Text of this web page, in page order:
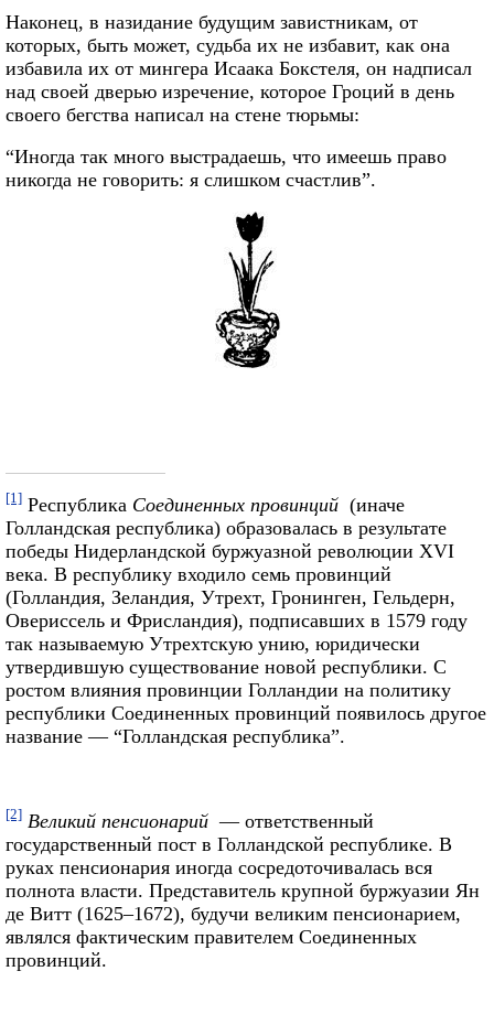
Наконец, в назидание будущим завистникам, от
которых, быть может, судьба их не избавит, как она
избавила их от мингера Исаака Бокстеля, он надписал
над своей дверью изречение, которое Гроций в день
своего бегства написал на стене тюрьмы:
“Иногда так много выстрадаешь, что имеешь право
никогда не говорить: я слишком счастлив”.
[1] Республика Соединенных провинций (иначе
Голландская республика) образовалась в результате
победы Нидерландской буржуазной революции XVI
века. В республику входило семь провинций
(Голландия, Зеландия, Утрехт, Гронинген, Гельдерн,
Овериссель и Фрисландия), подписавших в 1579 году
так называемую Утрехтскую унию, юридически
утвердившую существование новой республики. С
ростом влияния провинции Голландии на политику
республики Соединенных провинций появилось другое
название — “Голландская республика”.
[2] Великий пенсионарий — ответственный
государственный пост в Голландской республике. В
руках пенсионария иногда сосредоточивалась вся
полнота власти. Представитель крупной буржуазии Ян
де Витт (1625–1672), будучи великим пенсионарием,
являлся фактическим правителем Соединенных
провинций.